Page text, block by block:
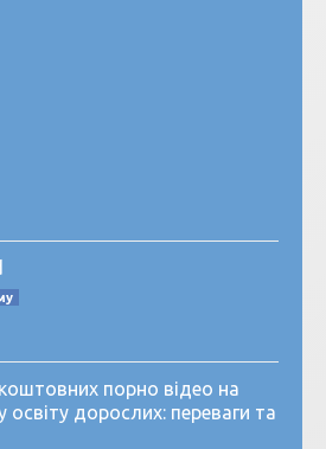
порно відео на
освіту дорослих: переваги та